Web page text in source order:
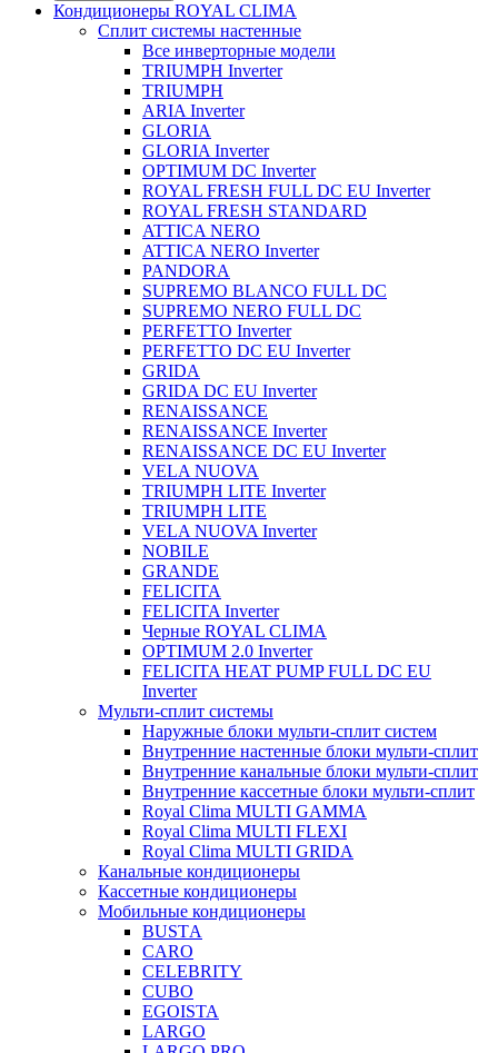
Кондиционеры ROYAL CLIMA
Сплит системы настенные
Все инверторные модели
TRIUMPH Inverter
TRIUMPH
ARIA Inverter
GLORIA
GLORIA Inverter
OPTIMUM DC Inverter
ROYAL FRESH FULL DC EU Inverter
ROYAL FRESH STANDARD
ATTICA NERO
ATTICA NERO Inverter
PANDORA
SUPREMO BLANCO FULL DC
SUPREMO NERO FULL DC
PERFETTO Inverter
PERFETTO DC EU Inverter
GRIDA
GRIDA DC EU Inverter
RENAISSANCE
RENAISSANCE Inverter
RENAISSANCE DC EU Inverter
VELA NUOVA
TRIUMPH LITE Inverter
TRIUMPH LITE
VELA NUOVA Inverter
NOBILE
GRANDE
FELICITA
FELICITA Inverter
Черные ROYAL CLIMA
OPTIMUM 2.0 Inverter
FELICITA HEAT PUMP FULL DC EU
Inverter
Мульти-сплит системы
Наружные блоки мульти-сплит систем
Внутренние настенные блоки мульти-сплит
Внутренние канальные блоки мульти-сплит
Внутренние кассетные блоки мульти-сплит
Royal Clima MULTI GAMMA
Royal Clima MULTI FLEXI
Royal Clima MULTI GRIDA
Канальные кондиционеры
Кассетные кондиционеры
Мобильные кондиционеры
BUSTА
CARO
CELEBRITY
CUBO
EGOISTA
LARGO